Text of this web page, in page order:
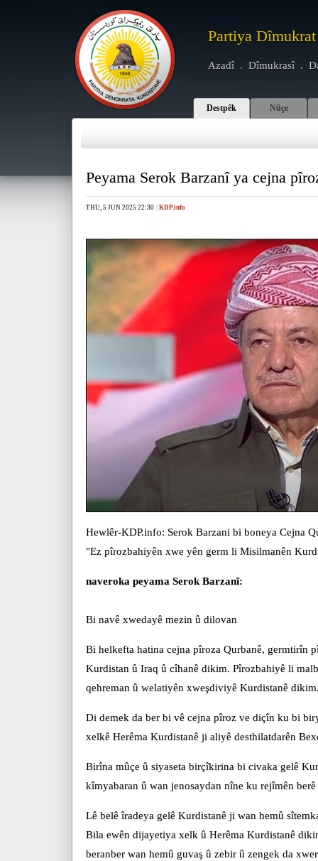
Destpêk Nûçe
Partiya
Azadî . Dîmukrasî .
Peyama Serok Barzanî ya cejna
THU, 5 JUN 2025 22:30 KDP.info
Hewlêr-KDP.info: Serok Barzani bi boneya Cejna
"Ez pîrozbahiyên xwe yên germ li Misilmanên
naveroka peyama Serok Barzanî:
Bi navê xwedayê mezin û dilovan
Bi helkefta hatina cejna pîroza Qurbanê, germtirîn
Kurdistan û Iraq û cîhanê dikim. Pîrozbahiyê li
qehreman û welatiyên xweşdiviyê Kurdistanê
Di demek da ber bi vê cejna pîroz ve diçîn ku bi
xelkê Herêma Kurdistanê ji aliyê desthilatdarên
Birîna mûçe û siyaseta birçîkirina bi civaka gelê
kîmyabaran û wan jenosaydan nîne ku rejîmên
Lê belê îradeya gelê Kurdistanê ji wan hemû
Bila ewên dijayetiya xelk û Herêma Kurdistanê
beranber wan hemû guvaş û zebir û zengek da